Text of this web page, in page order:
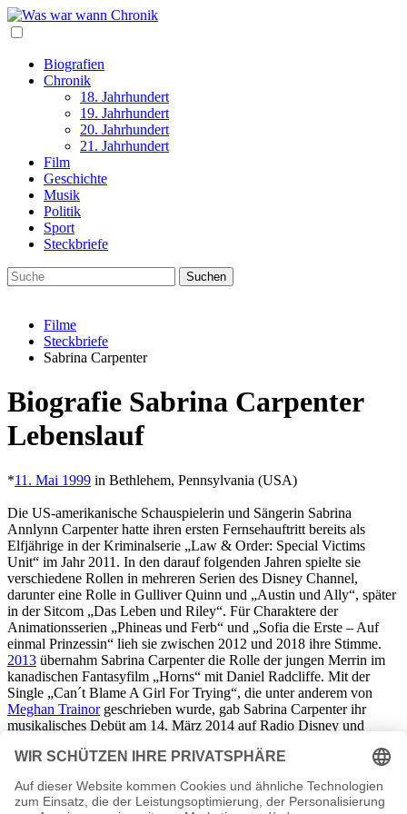
Biografien
Chronik
18. Jahrhundert
19. Jahrhundert
20. Jahrhundert
21. Jahrhundert
Film
Geschichte
Musik
Politik
Sport
Steckbriefe
Filme
Steckbriefe
Sabrina Carpenter
Biografie Sabrina Carpenter
Lebenslauf
*11. Mai 1999 in Bethlehem, Pennsylvania (USA)
Die US-amerikanische Schauspielerin und Sängerin Sabrina
Annlynn Carpenter hatte ihren ersten Fernsehauftritt bereits als
Elfjährige in der Kriminalserie „Law & Order: Special Victims
Unit“ im Jahr 2011. In den darauf folgenden Jahren spielte sie
verschiedene Rollen in mehreren Serien des Disney Channel,
darunter eine Rolle in Gulliver Quinn und „Austin und Ally“, später
in der Sitcom „Das Leben und Riley“. Für Charaktere der
Animationsserien „Phineas und Ferb“ und „Sofia die Erste – Auf
einmal Prinzessin“ lieh sie zwischen 2012 und 2018 ihre Stimme.
2013 übernahm Sabrina Carpenter die Rolle der jungen Merrin im
kanadischen Fantasyfilm „Horns“ mit Daniel Radcliffe. Mit der
Single „Can´t Blame A Girl For Trying“, die unter anderem von
Meghan Trainorgeschrieben wurde, gab Sabrina Carpenter ihr
musikalisches Debüt am 14. März 2014 auf Radio Disney und
drei weitere Alben, darunter auch das aus den deutschen Single-
den Song „Let Me Move You“ auf, der auch im Soundtrack des
Films „Work It“ zu hören ist, in welchem die Schauspielerin die